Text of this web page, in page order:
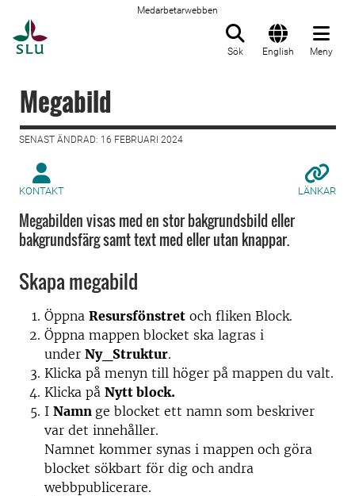
Medarbetarwebben
Sök English Meny
Megabild
SENAST ÄNDRAD: 16 FEBRUARI 2024
KONTAKT LÄNKAR
Megabilden visas med en stor bakgrundsbild eller
bakgrundsfärg samt text med eller utan knappar.
Skapa megabild
Öppna Resursfönstret och fliken Block.
Öppna mappen blocket ska lagras i
under Ny_Struktur.
Klicka på menyn till höger på mappen du valt.
Klicka på Nytt block.
I Namn ge blocket ett namn som beskriver
var det innehåller.
Namnet kommer synas i mappen och göra
blocket sökbart för dig och andra
webbpublicerare.